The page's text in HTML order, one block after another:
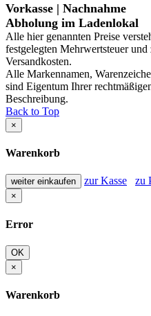
Vorkasse | Nachnahme
Abholung im Ladenlokal
Alle hier genannten Preise
festgelegten Mehrwertsteuer
Versandkosten.
Alle Markennamen,
sind Eigentum Ihrer
Beschreibung.
Back to Top
×
Warenkorb
weiter einkaufen zur Kasse zu
×
Error
OK
×
Warenkorb